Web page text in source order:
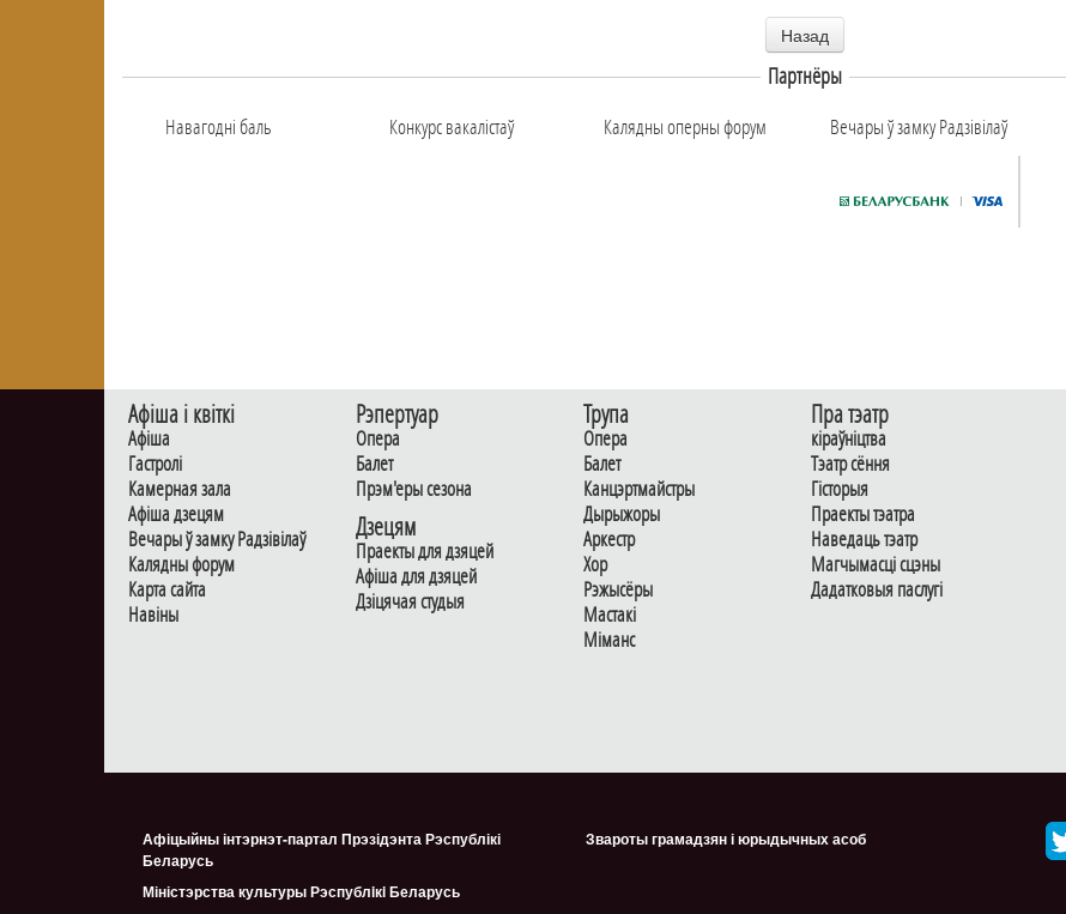
Назад
Партнёры
Навагоднi баль
Конкурс вакалiстаў Калядны оперны форум Вечары ў замку Радзiвiлаў
Афiша i квiткi
Афiша
Гастролi
Камерная зала
Афiша дзецям
Вечары ў замку Радзiвiлаў
Калядны форум
Карта сайта
Навiны
Рэпертуар
Опера
Балет
Прэм'еры сезона
Дзецям
Праекты для дзяцей
Афiша для дзяцей
Дзiцячая студыя
Трупа
Опера
Балет
Канцэртмайстры
Дырыжоры
Аркестр
Хор
Рэжысёры
Мастакі
Мiманс
Пра тэатр
кіраўніцтва
Тэатр сёння
Гiсторыя
Праекты тэатра
Наведаць тэатр
Магчымасцi сцэны
Дадаткoвыя паслугi
Афіцыйны інтэрнэт-партал Прэзідэнта Рэспублікі
Беларусь
Міністэрства культуры Рэспублiкi Беларусь
Звароты грамадзян і юрыдычных асоб